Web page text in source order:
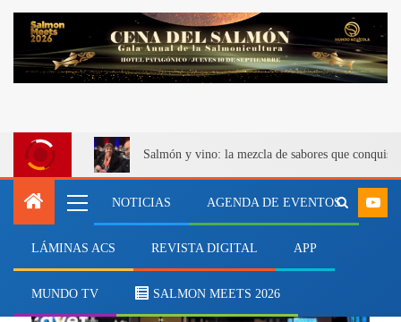
Salmón y vino: la mezcla de sabores que
NOTICIAS AGENDA DE EVENTOS
LÁMINAS ACS REVISTA DIGITAL APP
MUNDO TV SALMON MEETS 2026
innovación veterinaria